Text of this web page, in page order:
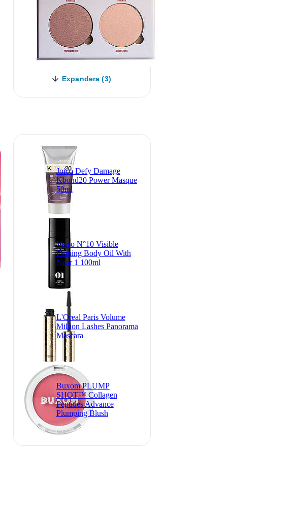
Expandera (3)
Joico Defy Damage
Kbond20 Power Masque
50ml
Verso N°10 Visible
Firming Body Oil With
Near 1 100ml
L'Oreal Paris Volume
Million Lashes Panorama
Mascara
Buxom PLUMP
SHOT™ Collagen
Peptides Advance
Plumping Blush